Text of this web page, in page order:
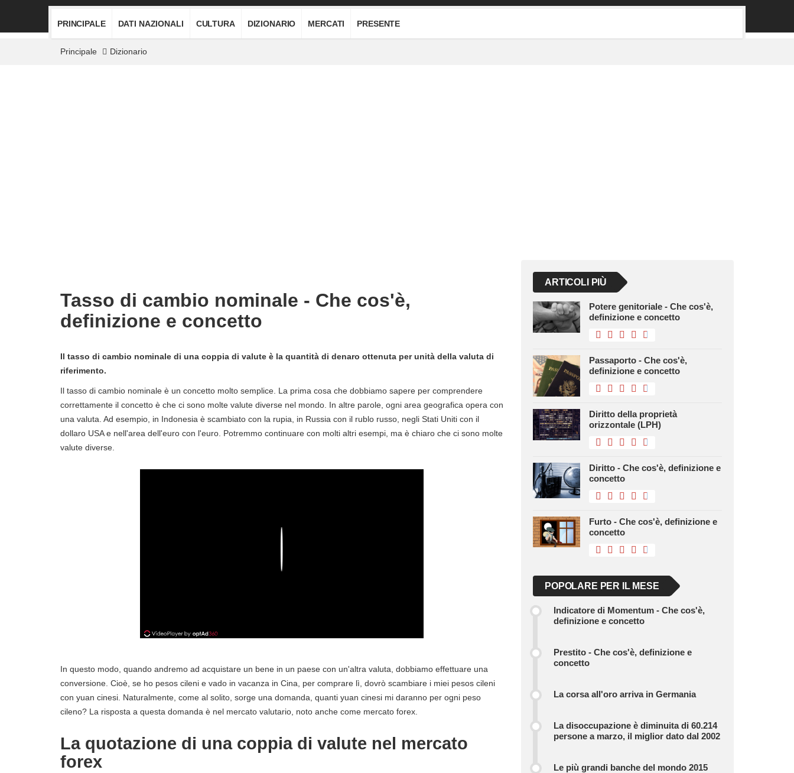
PRINCIPALE DATI NAZIONALI CULTURA DIZIONARIO MERCATI PRESENTE
Principale Dizionario
Tasso di cambio nominale - Che cos'è,
definizione e concetto
Il tasso di cambio nominale di una coppia di valute è la quantità di denaro ottenuta per unità della valuta di
riferimento.
Il tasso di cambio nominale è un concetto molto semplice. La prima cosa che dobbiamo sapere per comprendere
correttamente il concetto è che ci sono molte valute diverse nel mondo. In altre parole, ogni area geografica opera con
una valuta. Ad esempio, in Indonesia è scambiato con la rupia, in Russia con il rublo russo, negli Stati Uniti con il
dollaro USA e nell'area dell'euro con l'euro. Potremmo continuare con molti altri esempi, ma è chiaro che ci sono molte
valute diverse.
In questo modo, quando andremo ad acquistare un bene in un paese con un'altra valuta, dobbiamo effettuare una
conversione. Cioè, se ho pesos cileni e vado in vacanza in Cina, per comprare lì, dovrò scambiare i miei pesos cileni
con yuan cinesi. Naturalmente, come al solito, sorge una domanda, quanti yuan cinesi mi daranno per ogni peso
cileno? La risposta a questa domanda è nel mercato valutario, noto anche come mercato forex.
La quotazione di una coppia di valute nel mercato
forex
ARTICOLI PIÙ
Potere genitoriale - Che cos'è,
definizione e concetto
Passaporto - Che cos'è,
definizione e concetto
Diritto della proprietà
orizzontale (LPH)
Diritto - Che cos'è, definizione e
concetto
Furto - Che cos'è, definizione e
concetto
POPOLARE PER IL MESE
Indicatore di Momentum - Che cos'è,
definizione e concetto
Prestito - Che cos'è, definizione e
concetto
La corsa all'oro arriva in Germania
La disoccupazione è diminuita di 60.214
persone a marzo, il miglior dato dal 2002
Le più grandi banche del mondo 2015